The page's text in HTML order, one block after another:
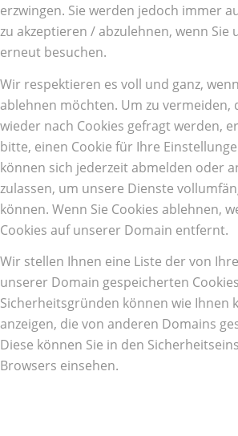
erzwingen. Sie werden jedoch immer
zu akzeptieren / abzulehnen, wenn Sie
erneut besuchen.
Wir respektieren es voll und ganz,
ablehnen möchten. Um zu vermeiden,
wieder nach Cookies gefragt werden,
bitte, einen Cookie für Ihre
können sich jederzeit abmelden oder
zulassen, um unsere Dienste
können. Wenn Sie Cookies ablehnen,
Cookies auf unserer Domain entfernt.
Wir stellen Ihnen eine Liste der von
unserer Domain gespeicherten
Sicherheitsgründen können wie Ihnen
anzeigen, die von anderen Domains
Diese können Sie in den
Browsers einsehen.